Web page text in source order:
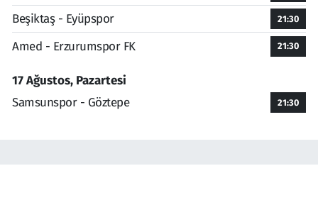
Beşiktaş - Eyüpspor 21:30
Amed - Erzurumspor FK 21:30
17 Ağustos, Pazartesi
Samsunspor - Göztepe
21:30